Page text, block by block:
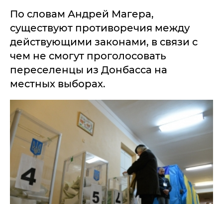
По словам Андрей Магера,
существуют противоречия между
действующими законами, в связи с
чем не смогут проголосовать
переселенцы из Донбасса на
местных выборах.